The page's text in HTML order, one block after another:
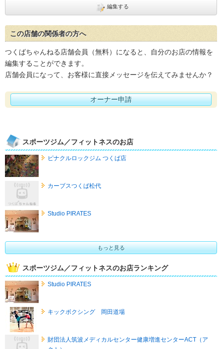
編集する
この店舗の関係者の方へ
つくばちゃんねる店舗会員（無料）になると、自分のお店の情報を
編集することができます。
店舗会員になって、お客様に直接メッセージを伝えてみませんか？
オーナー申請
スポーツジム／フィットネスのお店
ピナクルロックジム つくば店
カーブスつくば松代
Studio PIRATES
もっと見る
スポーツジム／フィットネスのお店ランキング
Studio PIRATES
キックボクシング 岡田道場
財団法人筑波メディカルセンター健康増進センターACT（ア